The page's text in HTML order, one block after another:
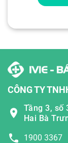
CÔNG TY
Tầng 3, số
Hai Bà
1900 3367